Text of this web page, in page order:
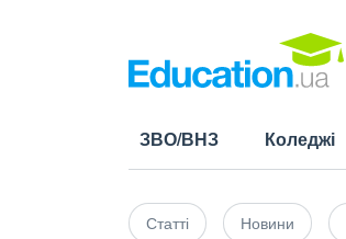
ЗВО/ВНЗ Коледжі
Статті Новини